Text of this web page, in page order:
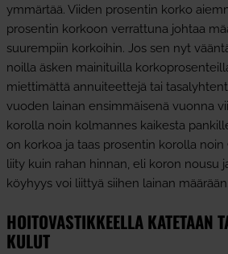
ymmärtää. Viiden prosentin korko
prosentin korkoon verrattuna johtaa
suurempiin korkoihin. Jos sen nyt
noilla äsken mainituilla
miettimättä annuiteettejä tai
vuoden lainan ensimmäisenä vuonna
korolla noin kolmannes kaikesta
on korkoa ja taas prosentin korolla noin
liity kuin rahan hinnan, eli koron nousu
köyhyys voi liittyä siihen lainan määrään.
HOITOVASTIKKEELLA KATETAAN
KULUT